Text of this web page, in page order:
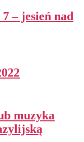
– jesień nad
muzyka